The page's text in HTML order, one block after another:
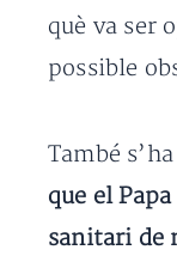
què va ser
possible
També
que el
sanitari de